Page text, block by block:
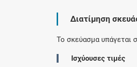
Διατίμηση
Το σκεύασμα υπάγεται
Ισχύουσες τιμές